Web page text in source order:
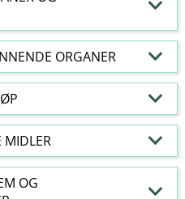
ORGANER
MIDLER
OG